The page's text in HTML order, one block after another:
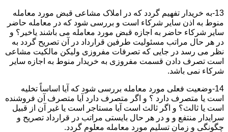
13-به خریدار تفهیم گردد که در املاک مشاعی قبض مورد معامله
منوط به اذن سایر شرکاء است و بررسی شود که در معامله حاضر
سایر شرکاء حاضر به اجازه قبض مورد معامله می باشند یاخیر؟ و
در هر حال مراتب مسئولیت طرفین قرارداد در آن تصریح گردد به
نظر می رسد در جایی که تصرفات مفروزی ولیکن مالکیت مشاعی
است تصرف دادن قسمت مفروزی به خریدار منوط به اجازه سایر
شرکاء نمی باشد.
14-وضعیت فعلی مورد معامله بررسی شود که آیا اساساً تخلیه
است یا متصرف دارد ؟ و اگر متصرف دارد آیا متصرف آن فروشنده
است یا ثالث؟ و اگر ثالث است آیا مستاجر است یا غیر آن از قبیل
سرایدار منتفع و و در هر حال بایستی مراتب در قرارداد تصریح و
چگونگی و زمان تسلیم مورد معامله معلوم گردد.